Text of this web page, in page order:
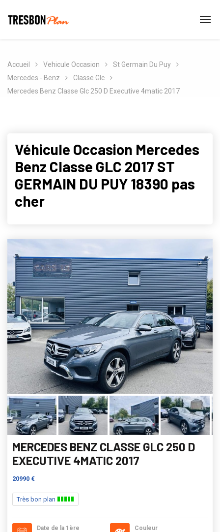
Accueil Vehicule Occasion
St Germain Du Puy
Mercedes - Benz
Classe Glc
Mercedes Benz Classe Glc 250 D Executive 4matic 2017
Véhicule Occasion Mercedes
Benz Classe GLC 2017 ST
GERMAIN DU PUY 18390 pas
cher
MERCEDES BENZ CLASSE GLC 250 D
EXECUTIVE 4MATIC 2017
20990 €
Très bon plan
Date de la 1ère
Couleur